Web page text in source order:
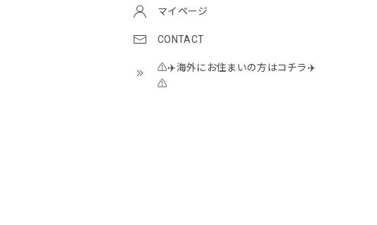
マイページ
CONTACT
⚠️✈️海外にお住まいの方はコチラ✈️
⚠️